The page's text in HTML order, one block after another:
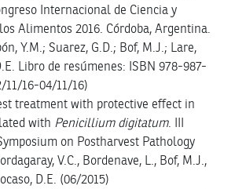
Internacional de Ciencia y
Alimentos 2016. Córdoba, Argentina.
Y.M.; Suarez, G.D.; Bof, M.J.; Lare,
Libro de resúmenes: ISBN 978-987-
11/16-04/11/16)
treatment with protective effect in
with Penicillium digitatum. III
on Postharvest Pathology
V.C., Bordenave, L., Bof, M.J.,
D.E. (06/2015)